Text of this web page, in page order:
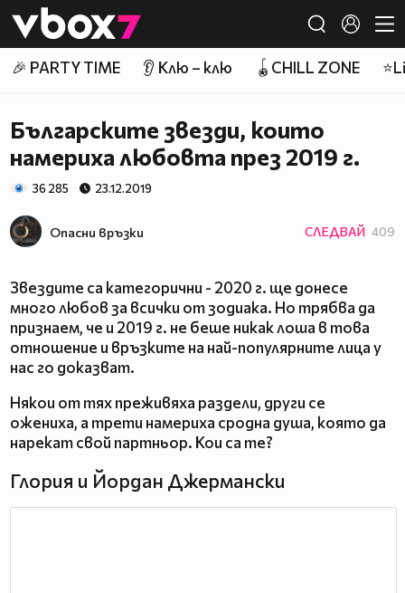
👾
🎉 PARTY TIME 👂 Клю – клю 🪀CHILL ZONE
Българските звезди, които
намериха любовта през 2019 г.
36 285 23.12.2019
Опасни връзки СЛЕДВАЙ 409
Звездите са категорични - 2020 г. ще донесе
много любов за всички от зодиака. Но трябва да
признаем, че и 2019 г. не беше никак лоша в това
отношение и връзките на най-популярните лица у
нас го доказват.
Някои от тях преживяха раздели, други се
ожениха, а трети намериха сродна душа, която да
нарекат свой партньор. Кои са те?
Глория и Йордан Джермански